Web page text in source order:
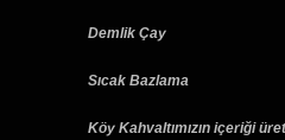
Demlik Çay
Sıcak Bazlama
Köy Kahvaltımızın içeriği